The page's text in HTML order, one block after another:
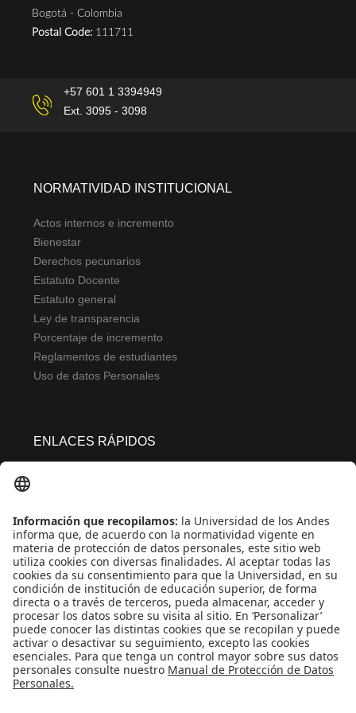
Bogotá - Colombia
Postal Code: 111711
+57 601 1 3394949
Ext. 3095 - 3098
NORMATIVIDAD INSTITUCIONAL
Actos internos e incremento
Bienestar
Derechos pecunarios
Estatuto Docente
Estatuto general
Ley de transparencia
Porcentaje de incremento
Reglamentos de estudiantes
Uso de datos Personales
ENLACES RÁPIDOS
Convivencia y transparencia
Emergencias: Extensión 0000
Eventos destacados
Mapa del Sitio
Multimedia
Noticias
Preguntas frecuentes